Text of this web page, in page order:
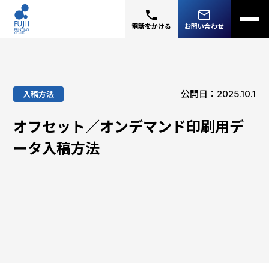
phone
電話をかける
mail_outline
お問い合わせ
入稿方法 公開日：2025.10.1
オフセット／オンデマンド印刷用デ
ータ入稿方法